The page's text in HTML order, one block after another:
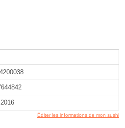
Éditer les informations de mon sushi